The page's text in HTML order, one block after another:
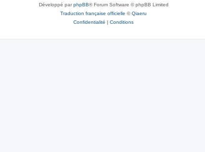
Développé parphpBB® Forum Software © phpBB Limited
Traduction française officielle ©Qiaeru
Confidentialité | Conditions